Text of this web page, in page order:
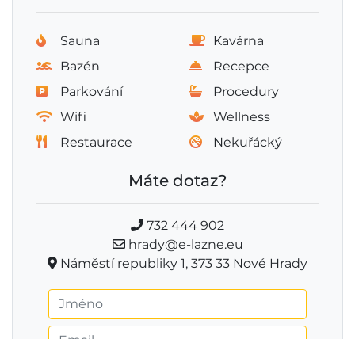
Sauna
Kavárna
Bazén
Recepce
Parkování
Procedury
Wifi
Wellness
Restaurace
Nekuřácký
Máte dotaz?
732 444 902
hrady@e-lazne.eu
Náměstí republiky 1, 373 33 Nové Hrady